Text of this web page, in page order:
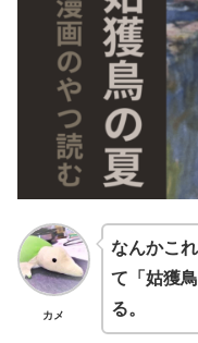
カメ
なんかこ
て「姑獲
る。